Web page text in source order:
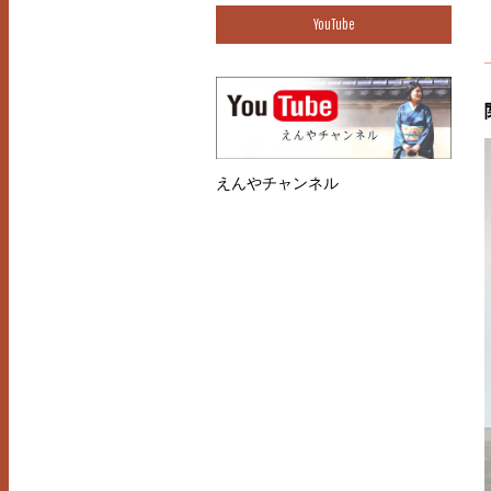
YouTube
えんやチャンネル